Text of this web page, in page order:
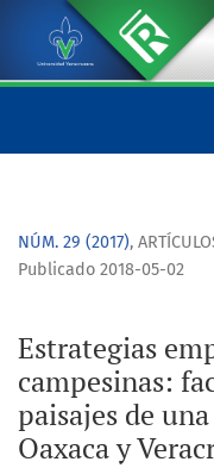
Estrategias
NÚM. 29 (2017),
Estrategias
campesinas:
paisajes de
Oaxaca y
Publicado 2018-05-02